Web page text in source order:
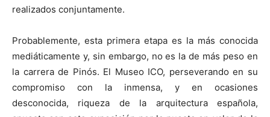
realizados conjuntamente.
Probablemente, esta primera etapa es la más conocida
mediáticamente y, sin embargo, no es la de más peso en
la carrera de Pinós. El Museo ICO, perseverando en su
compromiso con la inmensa, y en ocasiones
desconocida, riqueza de la arquitectura española,